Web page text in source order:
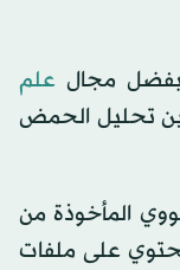
مجال علم
تحليل الحمض
المأخوذة من
على ملفات